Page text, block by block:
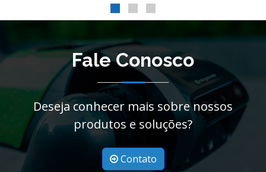
Fale Conosco
Deseja conhecer mais sobre nossos
produtos e soluções?
Contato